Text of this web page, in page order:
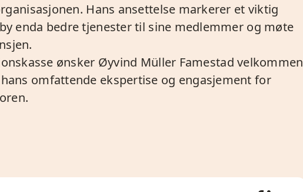
Hans ansettelse markerer et viktig
enda bedre tjenester til sine medlemmer og møte
ønsker Øyvind Müller Famestad velkommen
omfattende ekspertise og engasjement for